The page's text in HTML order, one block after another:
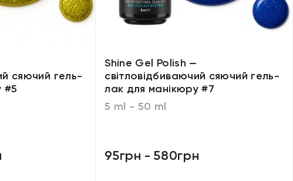
сяючий гель-
#5
Shine Gel Polish —
світловідбиваючий сяючий гель-
лак для манікюру #7
5 ml - 50 ml
95грн - 580грн